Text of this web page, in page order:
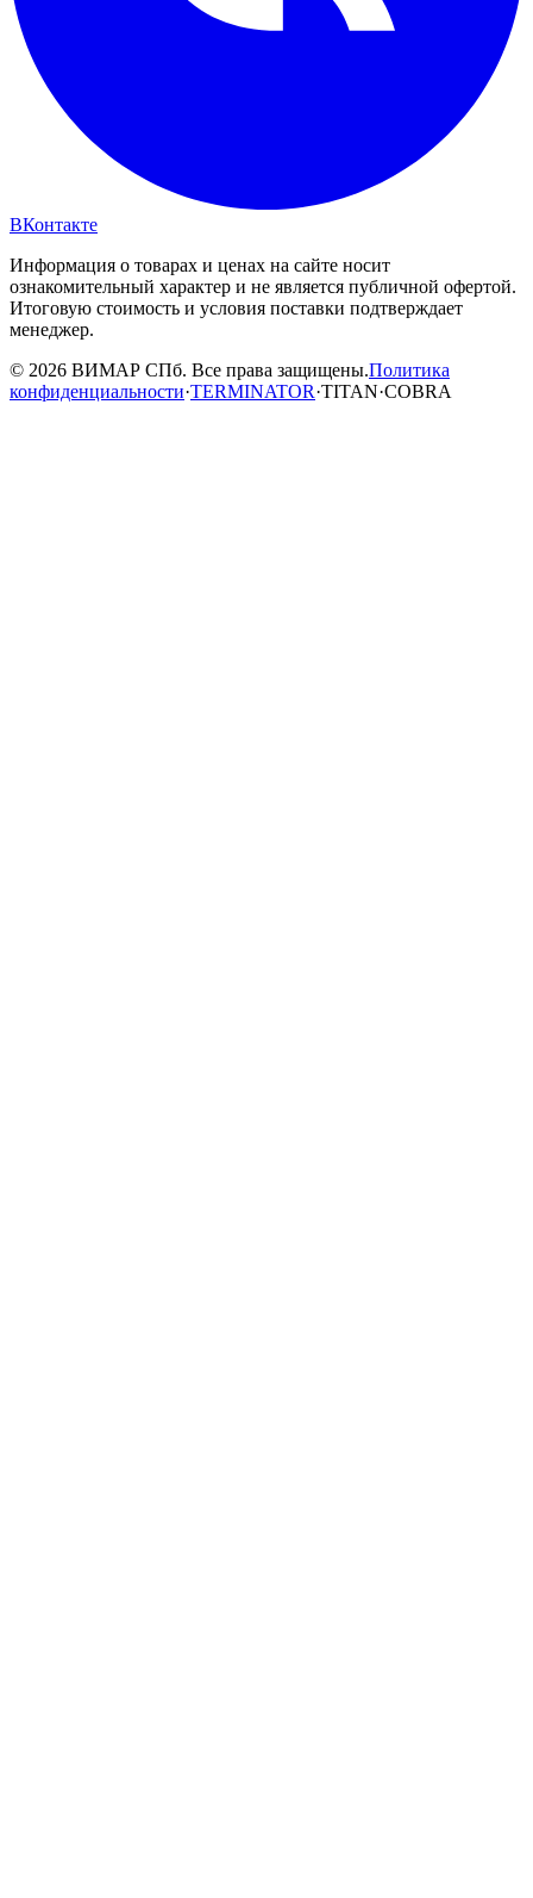
ВКонтакте
Информация о товарах и ценах на сайте носит
ознакомительный характер и не является публичной офертой.
Итоговую стоимость и условия поставки подтверждает
менеджер.
© 2026 ВИМАР СПб. Все права защищены.Политика
конфиденциальности·TERMINATOR·TITAN·COBRA